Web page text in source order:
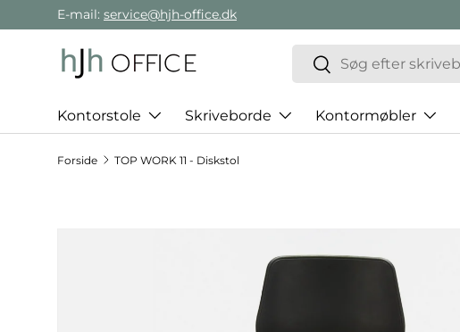
Gå direkte til indholdet
E-mail: service@hjh-office.dk
Søg
Søg
Kontorstole Skriveborde Kontormøbler
Forside TOP WORK 11 - Diskstol
Hop til produktinformation